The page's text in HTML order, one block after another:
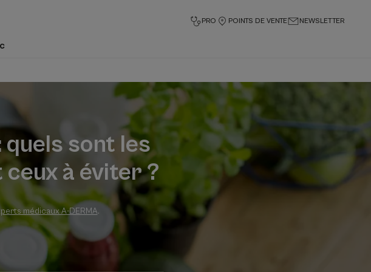
PRO POINTS DE VENTE NEWSLETTER
sont les
à éviter ?
médicaux A-DERMA.